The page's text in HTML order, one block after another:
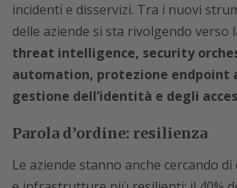
incidenti e disservizi. Tra i nuovi
delle aziende si sta rivolgendo verso
threat intelligence, security
automation, protezione endpoint
gestione dell’identità e degli
Parola d’ordine: resilienza
Le aziende stanno anche cercando